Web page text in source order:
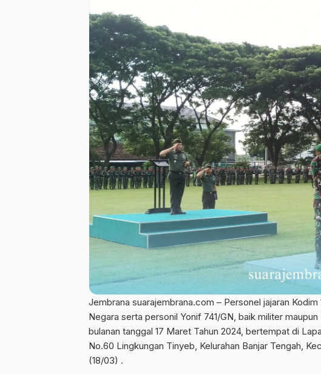
Jembrana suarajembrana.com – Personel jajaran
Negara serta personil Yonif 741/GN, baik militer
bulanan tanggal 17 Maret Tahun 2024, bertempat di
No.60 Lingkungan Tinyeb, Kelurahan Banjar Tengah,
(18/03) .